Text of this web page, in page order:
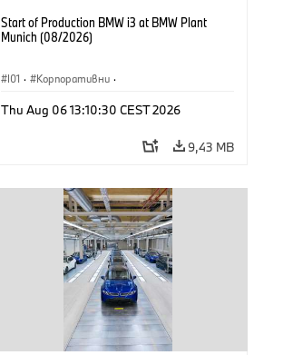
Start of Production BMW i3 at BMW Plant
Munich (08/2026)
I01 · Корпоративни ·
Локации
Thu Aug 06 13:10:30 CEST 2026
9,43 MB